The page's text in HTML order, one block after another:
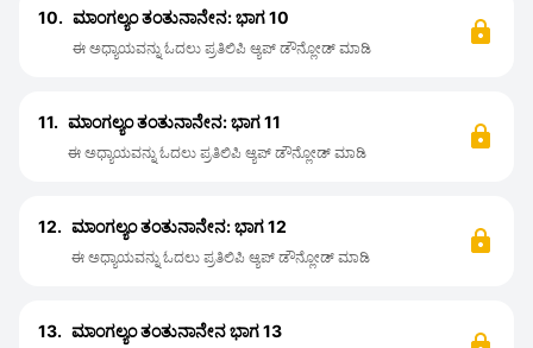
10. ಮಾಂಗಲ್ಯಂ ತಂತುನಾನೇನ: ಭಾಗ 10
ಈ ಅಧ್ಯಾಯವನ್ನು ಓದಲು ಪ್ರತಿಲಿಪಿ ಆ್ಯಪ್ ಡೌನ್ಲೋಡ್ ಮಾಡಿ
11. ಮಾಂಗಲ್ಯಂ ತಂತುನಾನೇನ: ಭಾಗ 11
ಈ ಅಧ್ಯಾಯವನ್ನು ಓದಲು ಪ್ರತಿಲಿಪಿ ಆ್ಯಪ್ ಡೌನ್ಲೋಡ್ ಮಾಡಿ
12. ಮಾಂಗಲ್ಯಂ ತಂತುನಾನೇನ: ಭಾಗ 12
ಈ ಅಧ್ಯಾಯವನ್ನು ಓದಲು ಪ್ರತಿಲಿಪಿ ಆ್ಯಪ್ ಡೌನ್ಲೋಡ್ ಮಾಡಿ
13. ಮಾಂಗಲ್ಯಂ ತಂತುನಾನೇನ ಭಾಗ 13